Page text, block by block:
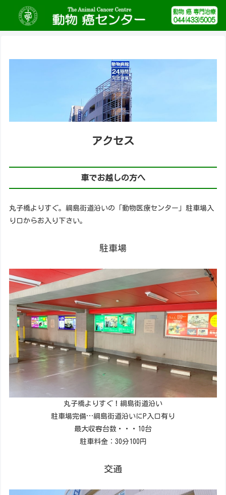
アクセス
車でお越しの方へ
丸子橋よりすぐ。綱島街道沿いの「動物医療センター」駐車場入
り口からお入り下さい。
駐車場
丸子橋よりすぐ！綱島街道沿い
駐車場完備…綱島街道沿いにP入口有り
最大収容台数・・・10台
駐車料金：30分100円
交通